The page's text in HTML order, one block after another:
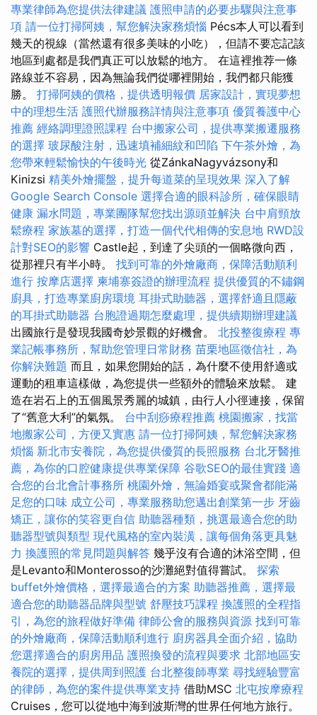
專業律師為您提供法律建議 護照申請的必要步驟與注意事
項 請一位打掃阿姨，幫您解決家務煩惱 Pécs本人可以看到
幾天的視線（當然還有很多美味的小吃），但請不要忘記該
地區到處都是我們真正可以放鬆的地方。 在這裡推荐一條
路線並不容易，因為無論我們從哪裡開始，我們都只能獲
勝。 打掃阿姨的價格，提供透明報價 居家設計，實現夢想
中的理想生活 護照代辦服務詳情與注意事項 優質養護中心
推薦 經絡調理證照課程 台中搬家公司，提供專業搬遷服務
的選擇 玻尿酸注射，迅速填補細紋和凹陷 下午茶外燴，為
您帶來輕鬆愉快的午後時光 從ZánkaNagyvázsony和
Kinizsi 精美外燴擺盤，提升每道菜的呈現效果 深入了解
Google Search Console 選擇合適的眼科診所，確保眼睛
健康 漏水問題，專業團隊幫您找出源頭並解決 台中肩頸放
鬆療程 家族墓的選擇，打造一個代代相傳的安息地 RWD設
計對SEO的影響 Castle起，到達了尖頭的一個略微向西，
從那裡只有半小時。 找到可靠的外燴廠商，保障活動順利
進行 按摩店選擇 柬埔寨簽證的辦理流程 提供優質的不鏽鋼
廚具，打造專業廚房環境 耳掛式助聽器，選擇舒適且隱蔽
的耳掛式助聽器 台胞證過期怎麼處理，提供續期辦理建議
出國旅行是發現我國奇妙景觀的好機會。 北投整復療程 專
業記帳事務所，幫助您管理日常財務 苗栗地區徵信社，為
你解決難題 而且，如果您開始的話，為什麼不使用舒適或
運動的租車這樣做，為您提供一些額外的體驗來放鬆。 建
造在岩石上的五個風景秀麗的城鎮，由行人小徑連接，保留
了“舊意大利”的氣氛。 台中刮痧療程推薦 桃園搬家，找當
地搬家公司，方便又實惠 請一位打掃阿姨，幫您解決家務
煩惱 新北市安養院，為您提供優質的長照服務 台北牙醫推
薦，為你的口腔健康提供專業保障 谷歌SEO的最佳實踐 適
合您的台北會計事務所 桃園外燴，無論婚宴或聚會都能滿
足您的口味 成立公司，專業服務助您邁出創業第一步 牙齒
矯正，讓你的笑容更自信 助聽器種類，挑選最適合您的助
聽器型號與類型 現代風格的室內裝潢，讓每個角落更具魅
力 換護照的常見問題與解答 幾乎沒有合適的沐浴空間，但
是Levanto和Monterosso的沙灘絕對值得嘗試。 探索
buffet外燴價格，選擇最適合的方案 助聽器推薦，選擇最
適合您的助聽器品牌與型號 舒壓技巧課程 換護照的全程指
引，為您的旅程做好準備 律師公會的服務與資源 找到可靠
的外燴廠商，保障活動順利進行 廚房器具全面介紹，協助
您選擇適合的廚房用品 護照換發的流程與要求 北部地區安
養院的選擇，提供周到照護 台北整復師專業 尋找經驗豐富
的律師，為您的案件提供專業支持 借助MSC 北屯按摩療程
Cruises，您可以從地中海到波斯灣的世界任何地方旅行。